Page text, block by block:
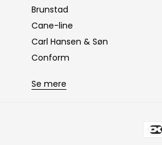
Brunstad
Cane-line
Carl Hansen & Søn
Conform
Se mere